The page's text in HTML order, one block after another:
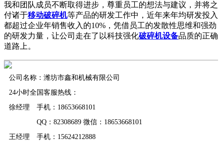
我和团队成员不断取得进步，尊重员工的想法与建议，并将之
付诸于移动破碎机等产品的研发工作中，近年来年均研发投入
都超过企业年销售收入的10%，凭借员工的发散性思维和强劲
的研发力量，让公司走在了以科技强化破碎机设备品质的正确
道路上。
公司名称：潍坊市鑫和机械有限公司
24小时全国客服热线：
徐经理 手机：18653668101
QQ：82308689 微信：18653668101
王经理 手机：15624212888